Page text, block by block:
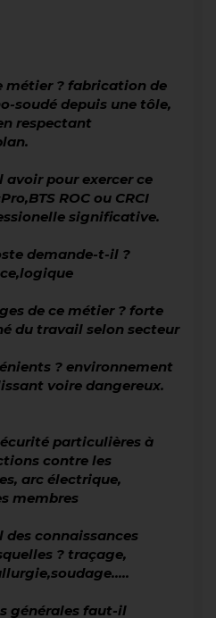
métier ? fabrication de
soudé depuis une tôle,
respectant
pour exercer ce
ROC ou CRCI
significative.
demande-t-il ?
de ce métier ? forte
du travail selon secteur
? environnement
voire dangereux.
particulières à
contre les
arc électrique,
membres
connaissances
? traçage,
générales faut-il